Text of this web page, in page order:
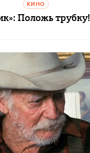
КИНО
Положь трубку!